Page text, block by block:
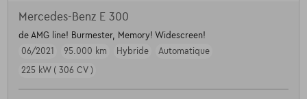
Mercedes-Benz E 300
de AMG line! Burmester, Memory! Widescreen!
06/2021
95.000 km Hybride
Automatique
225 kW ( 306 CV )